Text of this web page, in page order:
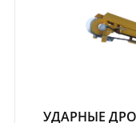
УДАРНЫЕ